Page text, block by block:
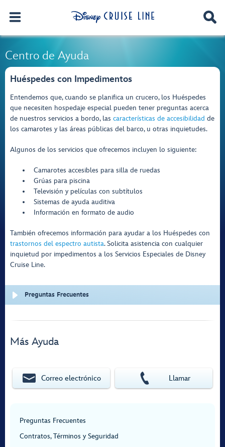
Centro de Ayuda
Huéspedes con Impedimentos
Entendemos que, cuando se planifica un crucero, los Huéspedes
que necesiten hospedaje especial pueden tener preguntas acerca
de nuestros servicios a bordo, las características de accesibilidad de
los camarotes y las áreas públicas del barco, u otras inquietudes.
Algunos de los servicios que ofrecemos incluyen lo siguiente:
Camarotes accesibles para silla de ruedas
Grúas para piscina
Televisión y películas con subtítulos
Sistemas de ayuda auditiva
Información en formato de audio
También ofrecemos información para ayudar a los Huéspedes con
trastornos del espectro autista. Solicita asistencia con cualquier
inquietud por impedimentos a los Servicios Especiales de Disney
Cruise Line.
Preguntas Frecuentes
Más Ayuda
Correo electrónico Llamar
Preguntas Frecuentes
Contratos, Términos y Seguridad